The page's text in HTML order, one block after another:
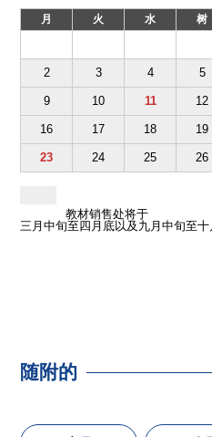
月 火 水 树
2 3 4 5
9 10 11 12
16 17 18 19
23 24 25 26
教材销售处将于
三月中旬至四月底以及九月中旬至十
随附的